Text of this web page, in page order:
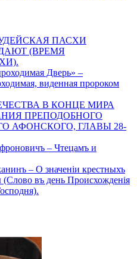
ПАСХИ
(ВРЕМЯ
Дверь» –
виденная пророком
В КОНЦЕ МИРА
ПРЕПОДОБНОГО
АФОНСКОГО, ГЛАВЫ 28-
– Чтецамъ и
– О значеніи крестныхъ
(Слово въ день Происхожденія